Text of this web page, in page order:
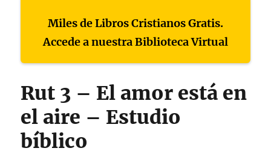
Miles de Libros Cristianos Gratis.
Accede a nuestra Biblioteca Virtual
Rut 3 – El amor está en
el aire – Estudio
bíblico